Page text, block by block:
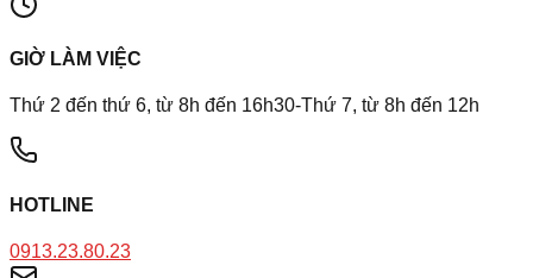
GIỜ LÀM VIỆC
Thứ 2 đến thứ 6, từ 8h đến 16h30-Thứ 7, từ 8h đến 12h
HOTLINE
0913.23.80.23